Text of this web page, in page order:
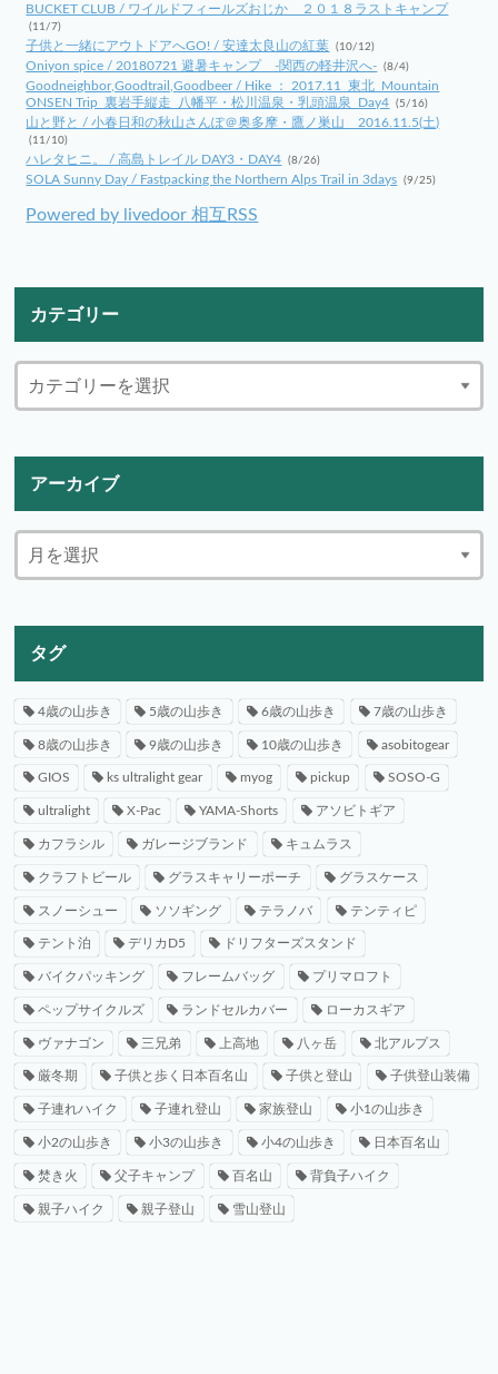
BUCKET CLUB / ワイルドフィールズおじか ２０１８ラストキャンプ
(11/7)
子供と一緒にアウトドアへGO! / 安達太良山の紅葉 (10/12)
Oniyon spice / 20180721 避暑キャンプ -関西の軽井沢へ- (8/4)
Goodneighbor,Goodtrail,Goodbeer / Hike ： 2017.11_東北_Mountain
ONSEN Trip_裏岩手縦走_八幡平・松川温泉・乳頭温泉_Day4 (5/16)
山と野と / 小春日和の秋山さんぽ＠奥多摩・鷹ノ巣山 2016.11.5(土)
(11/10)
ハレタヒニ。 / 高島トレイル DAY3・DAY4 (8/26)
SOLA Sunny Day / Fastpacking the Northern Alps Trail in 3days (9/25)
Powered by livedoor 相互RSS
カテゴリー
アーカイブ
タグ
4歳の山歩き 5歳の山歩き 6歳の山歩き 7歳の山歩き
8歳の山歩き 9歳の山歩き 10歳の山歩き asobitogear
GIOS ks ultralight gear myog pickup SOSO-G
ultralight X-Pac YAMA-Shorts アソビトギア
カフラシル ガレージブランド キュムラス
クラフトビール グラスキャリーポーチ グラスケース
スノーシュー ソソギング テラノバ テンティピ
テント泊 デリカD5 ドリフターズスタンド
バイクパッキング フレームバッグ プリマロフト
ペップサイクルズ ランドセルカバー ローカスギア
ヴァナゴン 三兄弟 上高地 八ヶ岳 北アルプス
厳冬期 子供と歩く日本百名山 子供と登山 子供登山装備
子連れハイク 子連れ登山 家族登山 小1の山歩き
小2の山歩き 小3の山歩き 小4の山歩き 日本百名山
焚き火 父子キャンプ 百名山 背負子ハイク
親子ハイク 親子登山 雪山登山